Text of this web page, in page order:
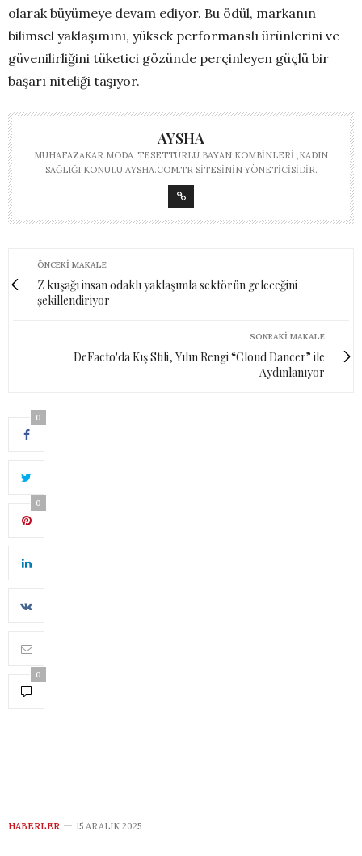
olarak büyümeye devam ediyor. Bu ödül, markanın
bilimsel yaklaşımını, yüksek performanslı ürünlerini ve
güvenilirliğini tüketici gözünde perçinleyen güçlü bir
başarı niteliği taşıyor.
AYSHA
MUHAFAZAKAR MODA ,TESETTÜRLÜ BAYAN KOMBINLERI ,KADIN
SAĞLIĞI KONULU AYSHA.COM.TR SITESININ YÖNETICISIDIR.
ÖNCEKI MAKALE
Z kuşağı insan odaklı yaklaşımla sektörün geleceğini
şekillendiriyor
SONRAKI MAKALE
DeFacto'da Kış Stili, Yılın Rengi “Cloud Dancer” ile
Aydınlanıyor
0
0
0
HABERLER 15 ARALIK 2025